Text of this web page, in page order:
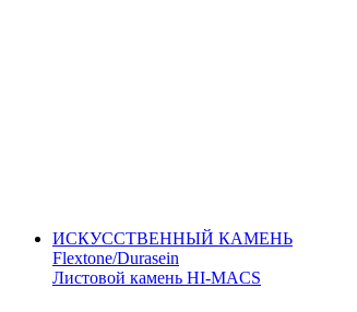
ИСКУССТВЕННЫЙ КАМЕНЬ
Flextone/Durasein
Листовой камень HI-MACS